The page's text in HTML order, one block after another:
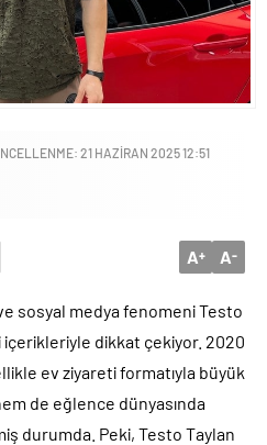
21 HAZIRAN 2025 12:51
A+ A-
sosyal medya fenomeni Testo
dikkat çekiyor. 2020
ev ziyareti formatıyla büyük
de eğlence dünyasında
durumda. Peki, Testo Taylan